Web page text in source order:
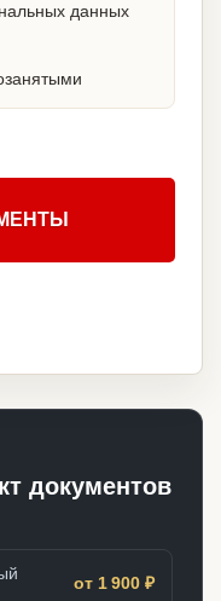
данных
документов
от 1 900 ₽